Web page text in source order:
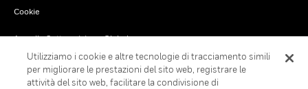
Cookie
Annulla Sottoscrizione Globale
Utilizziamo i cookie e altre tecnologie di tracciamento simili
per migliorare le prestazioni del sito web, registrare le
attività del sito web, facilitare la condivisione di